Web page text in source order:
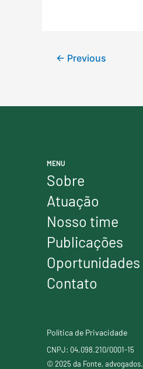
← Previous
MENU
Sobre
Atuação
Nosso time
Publicações
Oportunidades
Contato
Política de Privacidade
CNPJ: 04.098.210/0001-15
© 2025 da Fonte, advogados.